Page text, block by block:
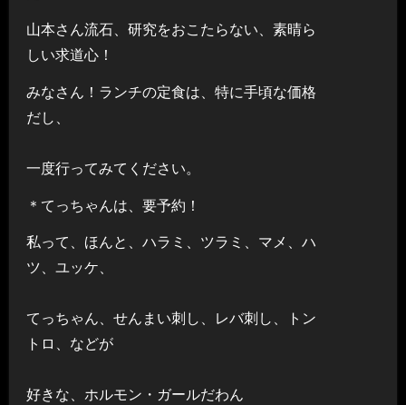
山本さん流石、研究をおこたらない、素晴ら
しい求道心！
みなさん！ランチの定食は、特に手頃な価格
だし、
一度行ってみてください。
＊てっちゃんは、要予約！
私って、ほんと、ハラミ、ツラミ、マメ、ハ
ツ、ユッケ、
てっちゃん、せんまい刺し、レバ刺し、トン
トロ、などが
好きな、ホルモン・ガールだわん